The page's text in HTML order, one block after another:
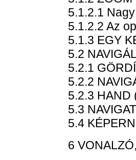
5.1.2.1
5.1.2.2 Az
5.1.3 EGY
5.2
5.2.1
5.2.2
5.2.3 HAND
5.3
5.4
6